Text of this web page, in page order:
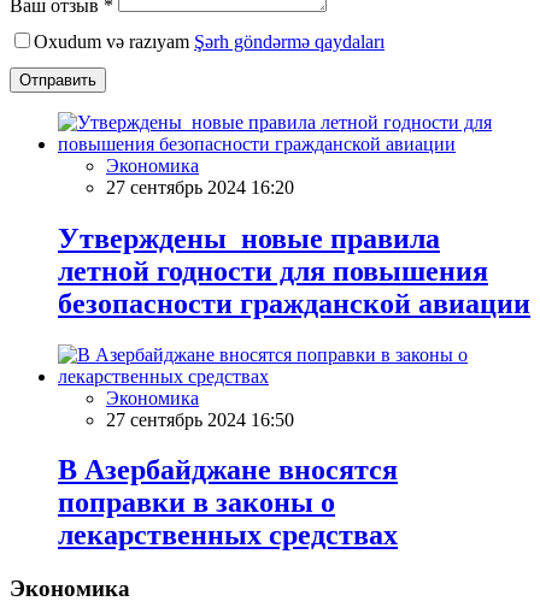
Ваш отзыв *
Oxudum və razıyam Şərh göndərmə qaydaları
Отправить
Экономика
27 сентябрь 2024 16:20
Утверждены новые правила
летной годности для повышения
безопасности гражданской авиации
Экономика
27 сентябрь 2024 16:50
В Азербайджане вносятся
поправки в законы о
лекарственных средствах
Экономика